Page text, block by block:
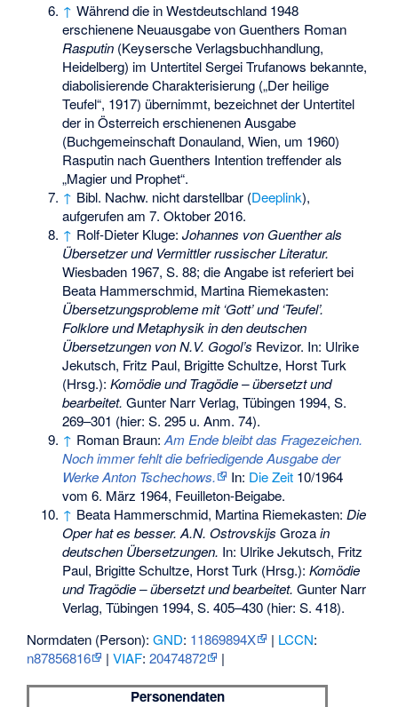
↑ Während die in Westdeutschland 1948
erschienene Neuausgabe von Guenthers Roman
Rasputin (Keysersche Verlagsbuchhandlung,
Heidelberg) im Untertitel Sergei Trufanows bekannte,
diabolisierende Charakterisierung („Der heilige
Teufel“, 1917) übernimmt, bezeichnet der Untertitel
der in Österreich erschienenen Ausgabe
(Buchgemeinschaft Donauland, Wien, um 1960)
Rasputin nach Guenthers Intention treffender als
„Magier und Prophet“.
↑ Bibl. Nachw. nicht darstellbar (Deeplink),
aufgerufen am 7. Oktober 2016.
↑ Rolf-Dieter Kluge:Johannes von Guenther als
Übersetzer und Vermittler russischer Literatur.
Wiesbaden 1967, S. 88; die Angabe ist referiert bei
Beata Hammerschmid, Martina Riemekasten:
Übersetzungsprobleme mit ‘Gott’ und ‘Teufel’.
Folklore und Metaphysik in den deutschen
Übersetzungen von N.V. Gogol’s Revizor. In: Ulrike
Jekutsch, Fritz Paul, Brigitte Schultze, Horst Turk
(Hrsg.):Komödie und Tragödie – übersetzt und
bearbeitet. Gunter Narr Verlag, Tübingen 1994, S.
269–301 (hier: S. 295 u. Anm. 74).
↑ Roman Braun:Am Ende bleibt das Fragezeichen.
Noch immer fehlt die befriedigende Ausgabe der
Werke Anton Tschechows.
In: Die Zeit 10/1964
vom 6. März 1964, Feuilleton-Beigabe.
↑ Beata Hammerschmid, Martina Riemekasten:Die
Oper hat es besser. A.N. OstrovskijsGrozain
deutschen Übersetzungen. In: Ulrike Jekutsch, Fritz
Paul, Brigitte Schultze, Horst Turk (Hrsg.):Komödie
und Tragödie – übersetzt und bearbeitet. Gunter Narr
Verlag, Tübingen 1994, S. 405–430 (hier: S. 418).
Normdaten (Person):GND: 11869894X | LCCN:
n87856816
|VIAF:20474872 |
Personendaten